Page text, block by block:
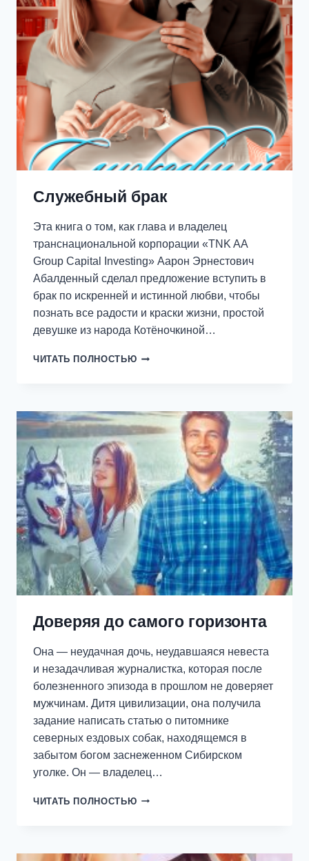
Служебный брак
Эта книга о том, как глава и владелец
транснациональной корпорации «TNK AA
Group Capital Investing» Аарон Эрнестович
Абалденный сделал предложение вступить в
брак по искренней и истинной любви, чтобы
познать все радости и краски жизни, простой
девушке из народа Котёночкиной…
ЧИТАТЬ ПОЛНОСТЬЮ СЛУЖЕБНЫЙ
Доверяя до самого горизонта
Она — неудачная дочь, неудавшаяся невеста
и незадачливая журналистка, которая после
болезненного эпизода в прошлом не доверяет
мужчинам. Дитя цивилизации, она получила
задание написать статью о питомнике
северных ездовых собак, находящемся в
забытом богом заснеженном Сибирском
уголке. Он — владелец…
ЧИТАТЬ ПОЛНОСТЬЮ ДОВЕРЯЯ